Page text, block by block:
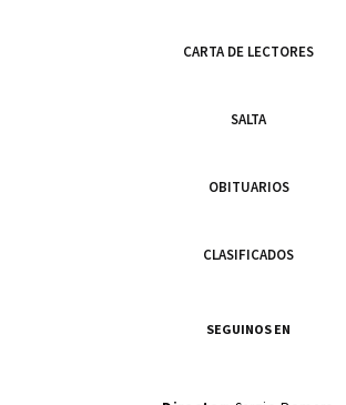
CARTA DE LECTORES
SALTA
OBITUARIOS
CLASIFICADOS
SEGUINOS EN